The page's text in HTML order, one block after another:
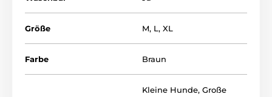
folgende Tabelle (*Unsere Liegematten Reedog
werden von der Hand genäht ud so kann es
Größe M, L, XL
Farbe Braun
Kleine Hunde, Große